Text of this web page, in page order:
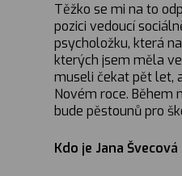
Těžko se mi na to
pozici vedoucí
psycholožku, která
kterých jsem měla
museli čekat pět let,
Novém roce. Během
bude pěstounů pro
Kdo je Jana Švecová